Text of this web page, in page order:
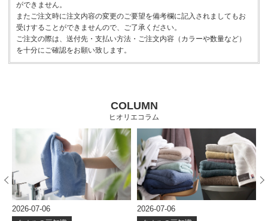
ができません。
またご注文時に注文内容の変更のご要望を備考欄に記入されましてもお
受けすることができませんので、ご了承ください。
ご注文の際は、送付先・支払い方法・ご注文内容（カラーや数量など）
を十分にご確認をお願い致します。
COLUMN
ヒオリエコラム
2026-07-06 2026-07-06